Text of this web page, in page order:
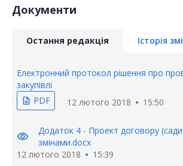
Документи
Остання редакція Історія
Електронний протокол рішення про
закупівлі
description PDF 12 лютого 2018 15:50
visibility
Додаток 4 - Проект договору
змінами.docx
12 лютого 2018
15:39